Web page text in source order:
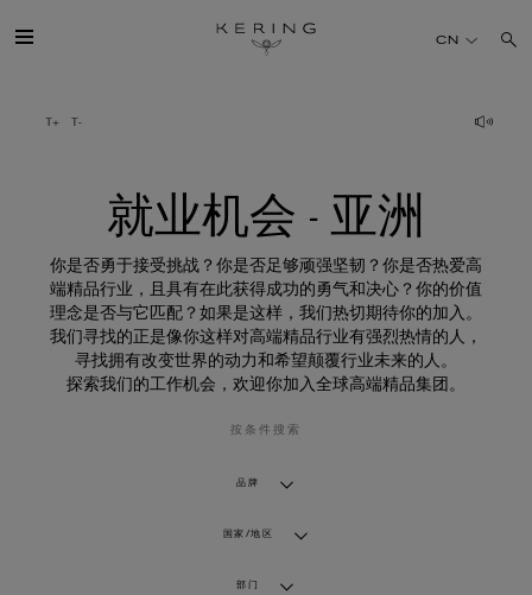
业
机
可持续发展
FINANCE
加入我们
CN
就业机会 - 亚洲
你是否勇于接受挑战？你是否足够顽强坚韧？你是否热爱高
端精品行业，且具有在此获得成功的勇气和决心？你的价值
理念是否与它匹配？如果是这样，我们热切期待你的加入。
我们寻找的正是像你这样对高端精品行业有强烈热情的人，
寻找拥有改变世界的动力和希望颠覆行业未来的人。
探索我们的工作机会，欢迎你加入全球高端精品集团。
按条件搜索
品牌
国家/地区
部门